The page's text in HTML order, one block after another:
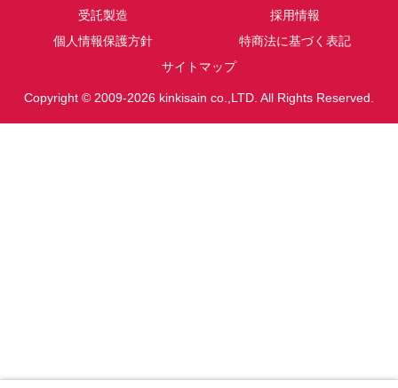
受託製造
採用情報
個人情報保護方針
特商法に基づく表記
サイトマップ
Copyright © 2009-2026 kinkisain co.,LTD. All Rights Reserved.